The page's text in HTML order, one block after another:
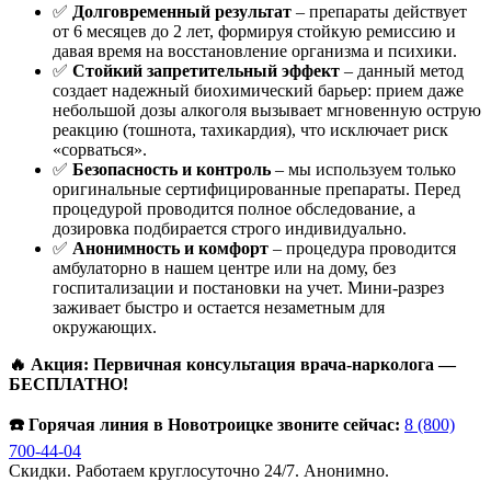
✅ Долговременный результат – препараты действует
от 6 месяцев до 2 лет, формируя стойкую ремиссию и
давая время на восстановление организма и психики.
✅ Стойкий запретительный эффект – данный метод
создает надежный биохимический барьер: прием даже
небольшой дозы алкоголя вызывает мгновенную острую
реакцию (тошнота, тахикардия), что исключает риск
«сорваться».
✅ Безопасность и контроль – мы используем только
оригинальные сертифицированные препараты. Перед
процедурой проводится полное обследование, а
дозировка подбирается строго индивидуально.
✅ Анонимность и комфорт – процедура проводится
амбулаторно в нашем центре или на дому, без
госпитализации и постановки на учет. Мини-разрез
заживает быстро и остается незаметным для
окружающих.
🔥 Акция: Первичная консультация врача-нарколога —
БЕСПЛАТНО!
☎️ Горячая линия в Новотроицке звоните сейчас: 8 (800)
700-44-04
Скидки. Работаем круглосуточно 24/7. Анонимно.